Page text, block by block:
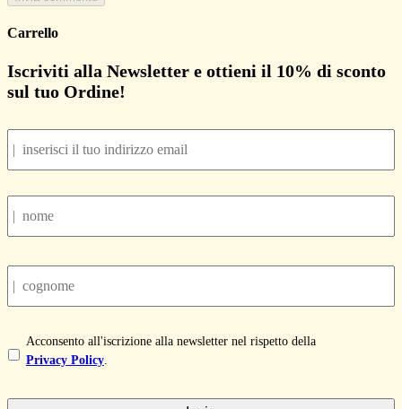
Carrello
Iscriviti alla Newsletter e ottieni il 10% di sconto
sul tuo Ordine!
Email *
Nome
Privacy
Policy *
Acconsento all'iscrizione alla newsletter nel rispetto della
Privacy Policy